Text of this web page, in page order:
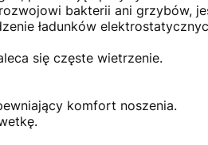
bakterii ani grzybów,
ładunków
się częste wietrzenie.
komfort noszenia.